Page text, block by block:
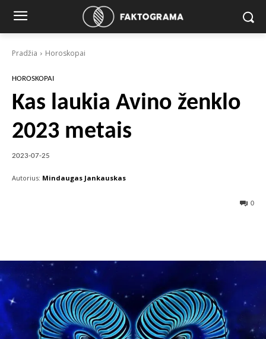
Pradžia Horoskopai
HOROSKOPAI
Kas laukia Avino ženklo
2023 metais
2023-07-25
Autorius: Mindaugas Jankauskas
0